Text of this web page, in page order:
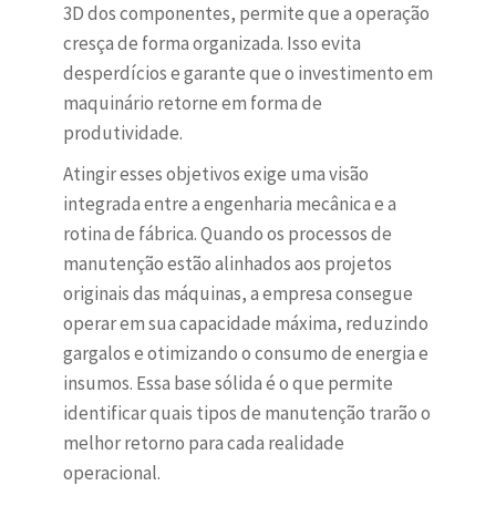
3D dos componentes, permite que a operação
cresça de forma organizada. Isso evita
desperdícios e garante que o investimento em
maquinário retorne em forma de
produtividade.
Atingir esses objetivos exige uma visão
integrada entre a engenharia mecânica e a
rotina de fábrica. Quando os processos de
manutenção estão alinhados aos projetos
originais das máquinas, a empresa consegue
operar em sua capacidade máxima, reduzindo
gargalos e otimizando o consumo de energia e
insumos. Essa base sólida é o que permite
identificar quais tipos de manutenção trarão o
melhor retorno para cada realidade
operacional.